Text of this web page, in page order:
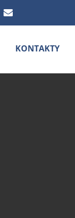
KONTAKTY